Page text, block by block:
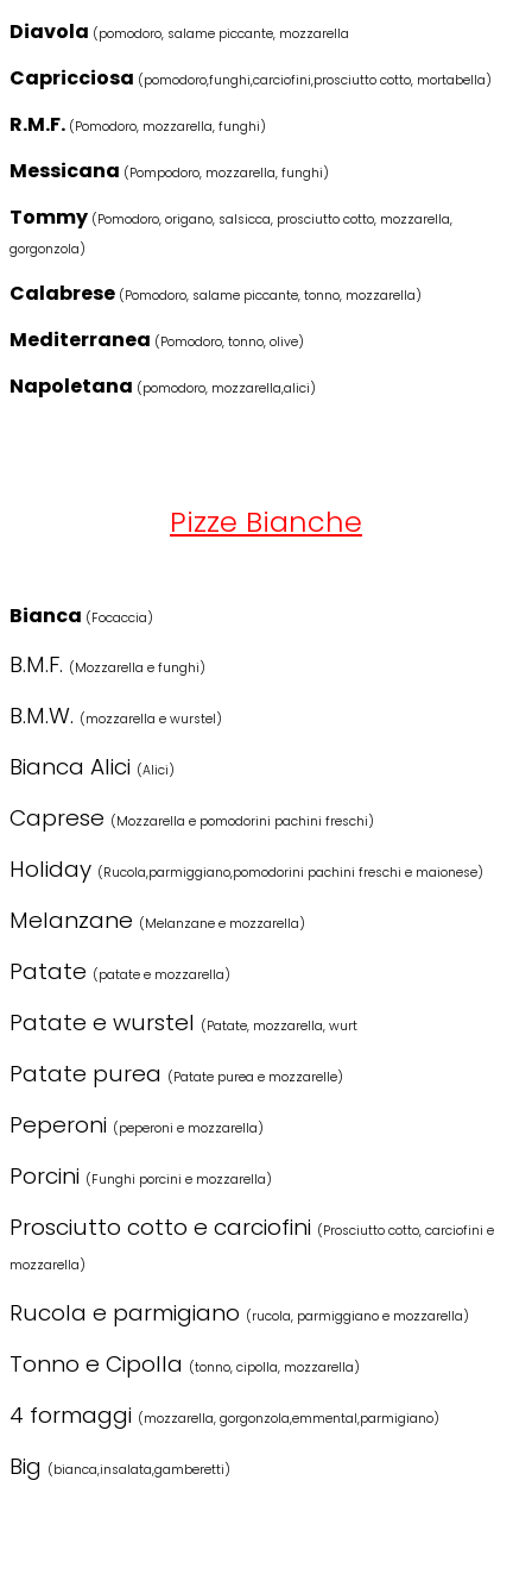
Diavola (pomodoro, salame piccante, mozzarella
Capricciosa (pomodoro,funghi,carciofini,prosciutto cotto, mortabella)
R.M.F. (Pomodoro, mozzarella, funghi)
Messicana (Pompodoro, mozzarella, funghi)
Tommy (Pomodoro, origano, salsicca, prosciutto cotto, mozzarella,
gorgonzola)
Calabrese (Pomodoro, salame piccante, tonno, mozzarella)
Mediterranea (Pomodoro, tonno, olive)
Napoletana (pomodoro, mozzarella,alici)
Pizze Bianche
Bianca (Focaccia)
B.M.F. (Mozzarella e funghi)
B.M.W. (mozzarella e wurstel)
Bianca Alici (Alici)
Caprese (Mozzarella e pomodorini pachini freschi)
Holiday (Rucola,parmiggiano,pomodorini pachini freschi e maionese)
Melanzane (Melanzane e mozzarella)
Patate (patate e mozzarella)
Patate e wurstel (Patate, mozzarella, wurt
Patate purea (Patate purea e mozzarelle)
Peperoni (peperoni e mozzarella)
Porcini (Funghi porcini e mozzarella)
Prosciutto cotto e carciofini (Prosciutto cotto, carciofini e
mozzarella)
Rucola e parmigiano (rucola, parmiggiano e mozzarella)
Tonno e Cipolla (tonno, cipolla, mozzarella)
4 formaggi (mozzarella, gorgonzola,emmental,parmigiano)
Big (bianca,insalata,gamberetti)